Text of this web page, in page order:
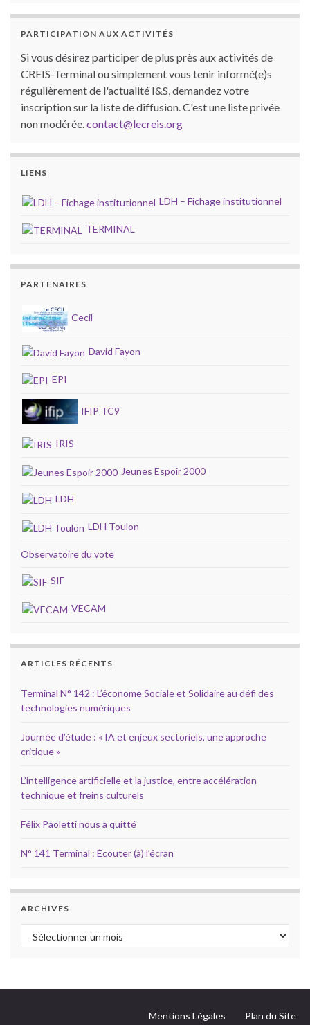
PARTICIPATION AUX ACTIVITÉS
Si vous désirez participer de plus près aux activités de
CREIS-Terminal ou simplement vous tenir informé(e)s
régulièrement de l'actualité I&S, demandez votre
inscription sur la liste de diffusion. C'est une liste privée
non modérée.contact@lecreis.org
LIENS
LDH – Fichage institutionnel
TERMINAL
PARTENAIRES
Cecil
David Fayon
EPI
IFIP TC9
IRIS
Jeunes Espoir 2000
LDH
LDH Toulon
Observatoire du vote
SIF
VECAM
ARTICLES RÉCENTS
Terminal N° 142 : L’économe Sociale et Solidaire au défi des
technologies numériques
Journée d’étude : « IA et enjeux sectoriels, une approche
critique »
L’intelligence artificielle et la justice, entre accélération
technique et freins culturels
Félix Paoletti nous a quitté
N° 141 Terminal : Écouter (à) l’écran
ARCHIVES
Archives
Mentions Légales Plan du Site